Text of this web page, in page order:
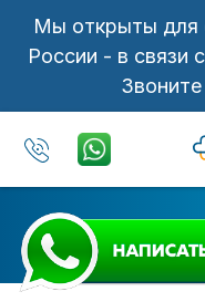
Мы открыты для
России - в связи
Звоните